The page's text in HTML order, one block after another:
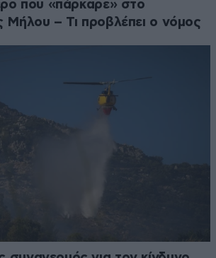
που «πάρκαρε» στο
Μήλου – Τι προβλέπει ο νόμος